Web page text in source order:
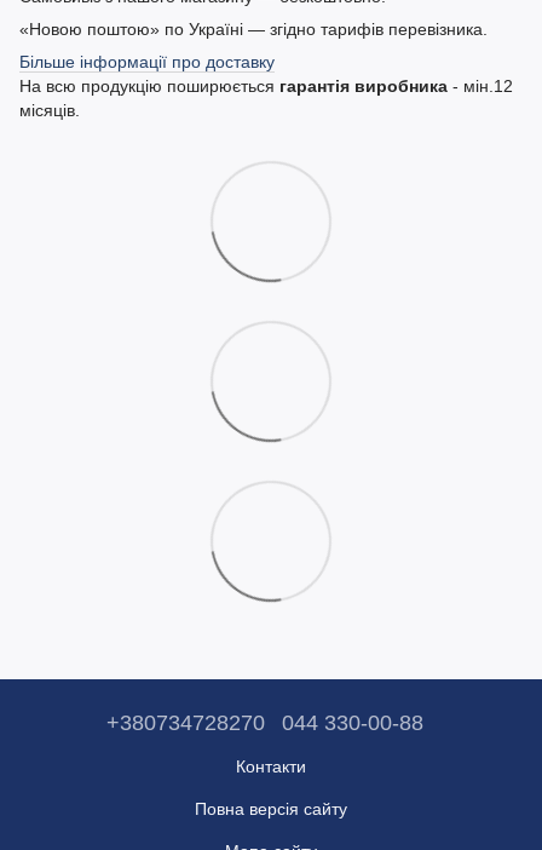
«Новою поштою» по Україні — згідно тарифів перевізника.
Більше інформації про доставку
На всю продукцію поширюється гарантія виробника - мін.12
місяців.
+380734728270 044 330-00-88
Контакти
Повна версія сайту